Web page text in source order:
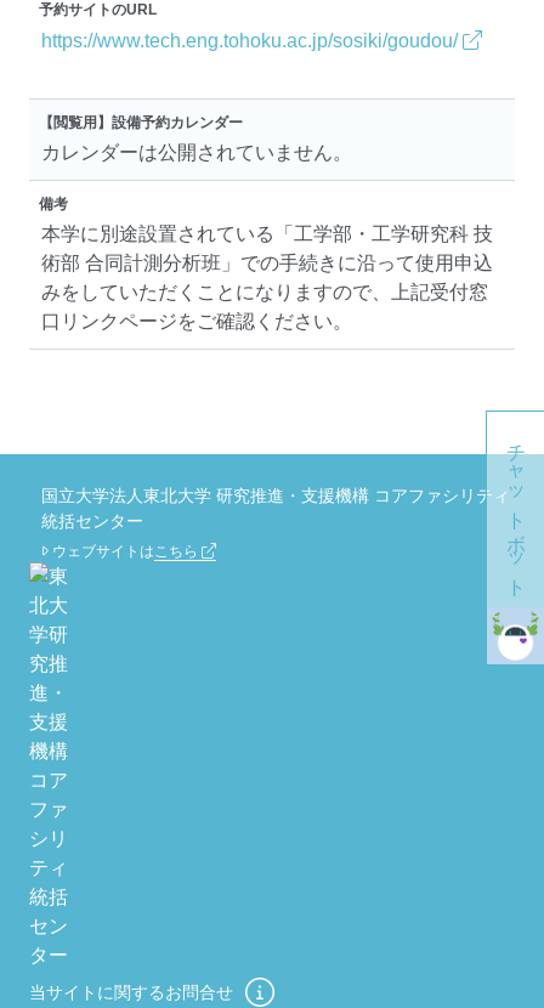
予約サイトのURL
https://www.tech.eng.tohoku.ac.jp/sosiki/goudou/
【閲覧用】設備予約カレンダー
カレンダーは公開されていません。
備考
本学に別途設置されている「工学部・工学研究科 技
術部 合同計測分析班」での手続きに沿って使用申込
みをしていただくことになりますので、上記受付窓
口リンクページをご確認ください。
チャットボット
当サイトに関するお問合せ
国立大学法人東北大学 研究推進・支援機構 コアファシリティ
統括センター
ウェブサイトはこちら